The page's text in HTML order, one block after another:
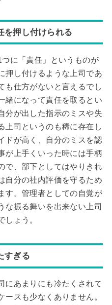
を押し付けられる
に「責任」というものが
押し付けるような上司であ
も仕方がないと言えるでし
緒になって責任を取るとい
分が出した指示のミスや失
上司というのも稀に存在し
ドが高く、自分のミスを認
が上手くいった時には手柄
で、部下としてはやりきれ
自分の社内評価を守るため
す。管理者としての自覚が
な振る舞いを出来ない上司
しょう。
すぎる
にあまりにも冷たくされて
スも少なくありません。